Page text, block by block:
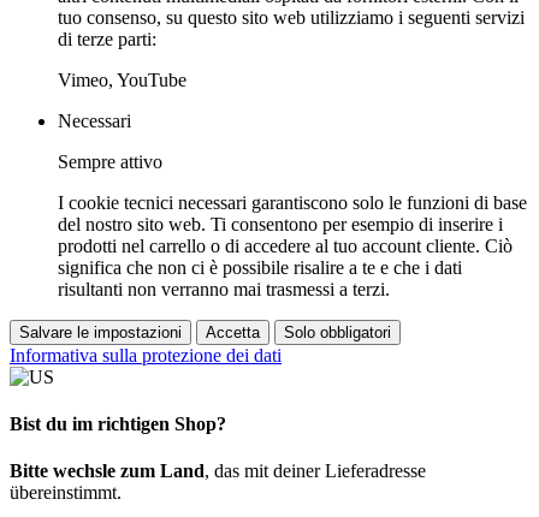
tuo consenso, su questo sito web utilizziamo i seguenti servizi
di terze parti:
Vimeo, YouTube
Necessari
Sempre attivo
I cookie tecnici necessari garantiscono solo le funzioni di base
del nostro sito web. Ti consentono per esempio di inserire i
prodotti nel carrello o di accedere al tuo account cliente. Ciò
significa che non ci è possibile risalire a te e che i dati
risultanti non verranno mai trasmessi a terzi.
Salvare le impostazioni Accetta Solo obbligatori
Informativa sulla protezione dei dati
Bist du im richtigen Shop?
Bitte wechsle zum Land, das mit deiner Lieferadresse
übereinstimmt.